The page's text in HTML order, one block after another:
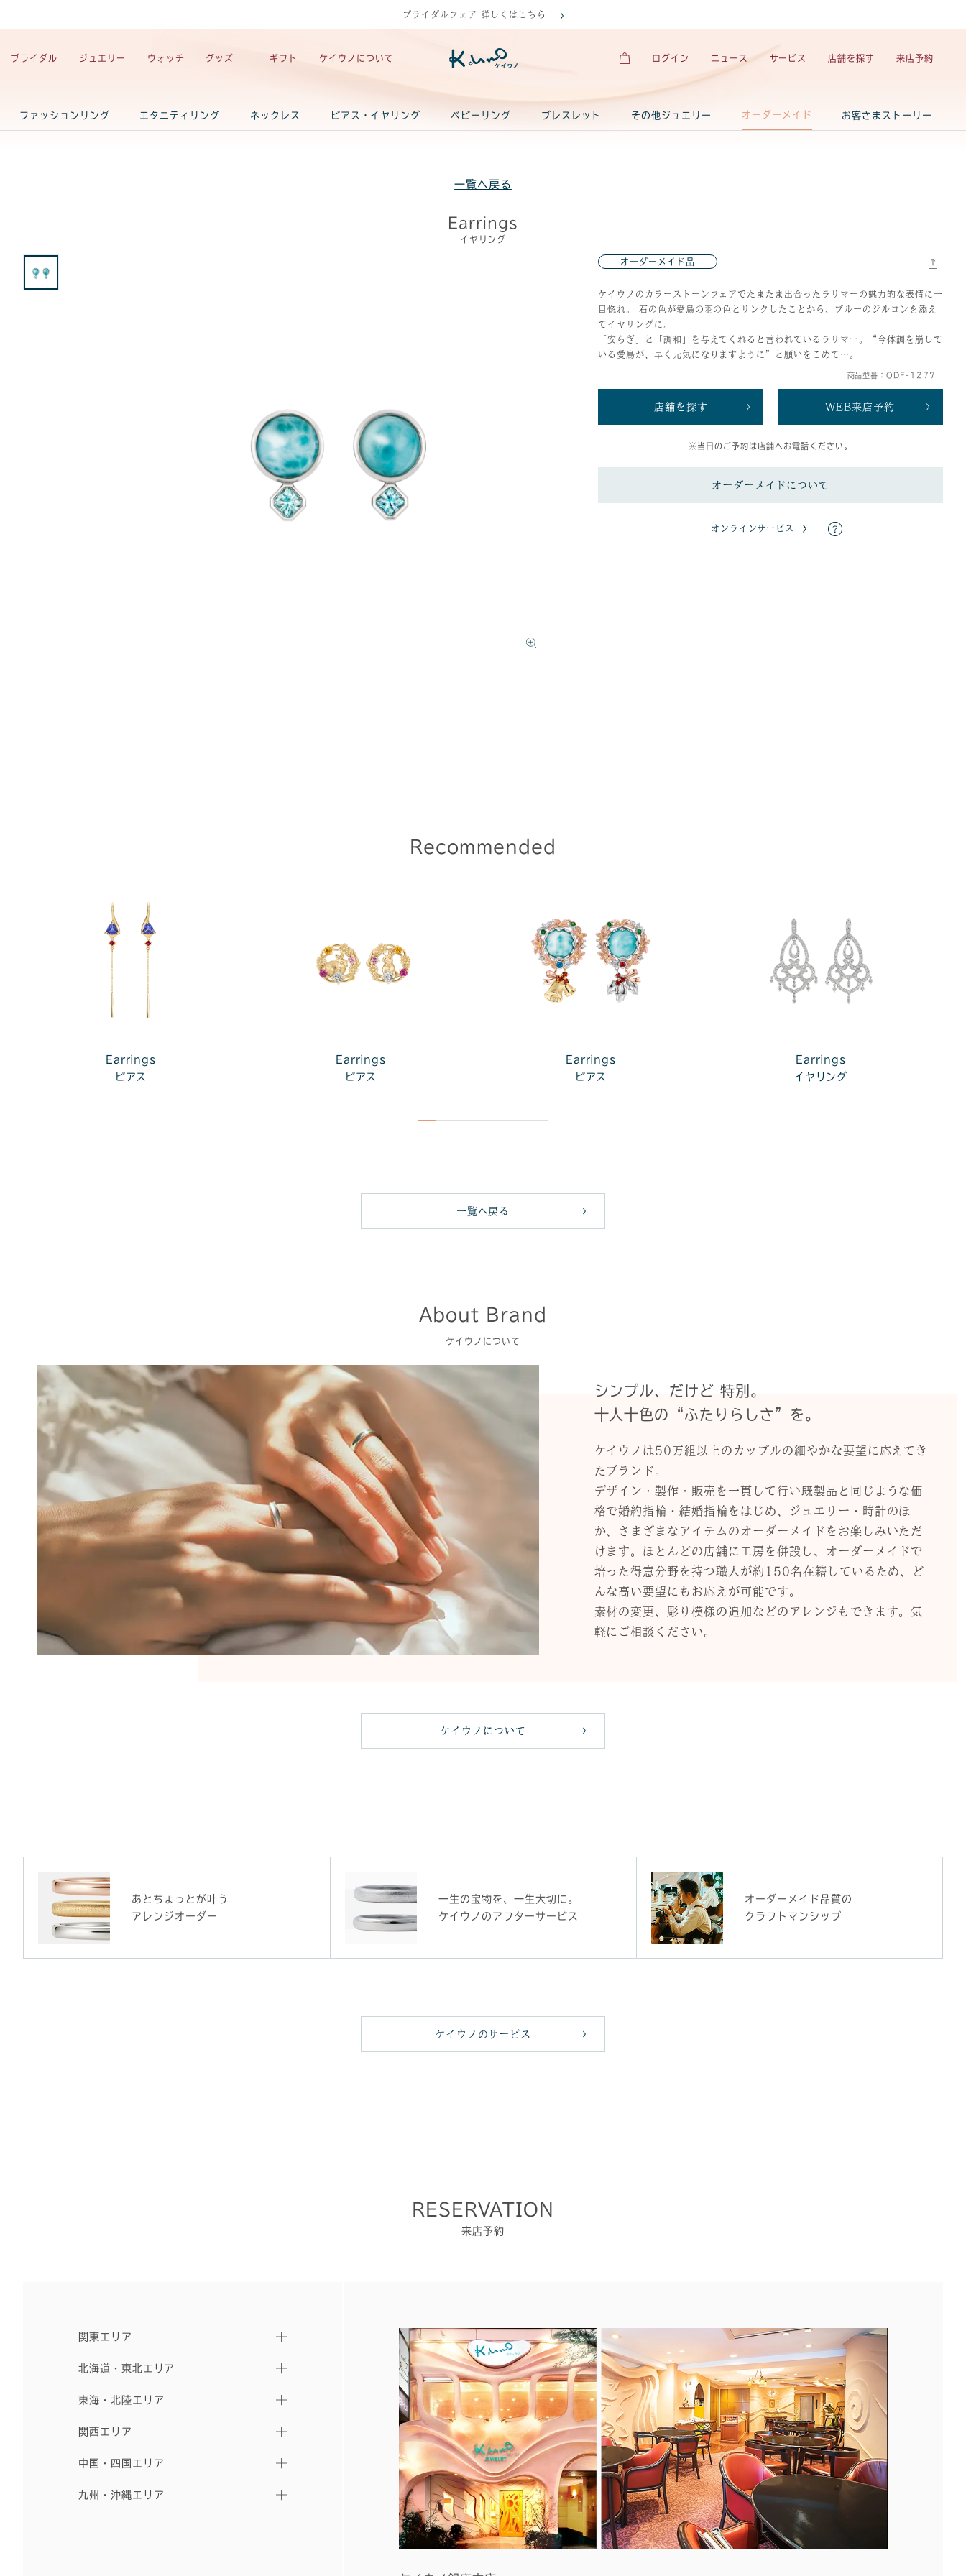
ブライダルフェア 詳しくはこちら
ブライダル ジュエリー ウォッチ グッズ ギフト ケイウノについて ログイン ニュース サービス 店舗を探す 来店予約
ファッションリング エタニティリング ネックレス ピアス・イヤリング ベビーリング ブレスレット その他ジュエリー オーダーメイド お客さまストーリー
一覧へ戻る
Earrings
イヤリング
オーダーメイド品
ケイウノのカラーストーンフェアでたまたま出合ったラリマーの魅力的な表情に一
目惚れ。 石の色が愛鳥の羽の色とリンクしたことから、ブルーのジルコンを添え
てイヤリングに。
「安らぎ」と「調和」を与えてくれると言われているラリマー。“今体調を崩して
いる愛鳥が、早く元気になりますように”と願いをこめて…。
商品型番：ODF-1277
店舗を探す WEB来店予約
※当日のご予約は店舗へお電話ください。
オーダーメイドについて
オンラインサービス
Recommended
Earrings
ピアス
Earrings
ピアス
Earrings
ピアス
Earrings
イヤリング
一覧へ戻る
About Brand
ケイウノについて
シンプル、だけど 特別。
十人十色の“ふたりらしさ”を。
ケイウノは50万組以上のカップルの細やかな要望に応えてき
たブランド。
デザイン・製作・販売を一貫して行い既製品と同じような価
格で婚約指輪・結婚指輪をはじめ、ジュエリー・時計のほ
か、さまざまなアイテムのオーダーメイドをお楽しみいただ
けます。ほとんどの店舗に工房を併設し、オーダーメイドで
培った得意分野を持つ職人が約150名在籍しているため、ど
んな高い要望にもお応えが可能です。
素材の変更、彫り模様の追加などのアレンジもできます。気
軽にご相談ください。
ケイウノについて
あとちょっとが叶う
アレンジオーダー
一生の宝物を、一生大切に。
ケイウノのアフターサービス
オーダーメイド品質の
クラフトマンシップ
ケイウノのサービス
RESERVATION
来店予約
関東エリア
北海道・東北エリア
東海・北陸エリア
関西エリア
中国・四国エリア
九州・沖縄エリア